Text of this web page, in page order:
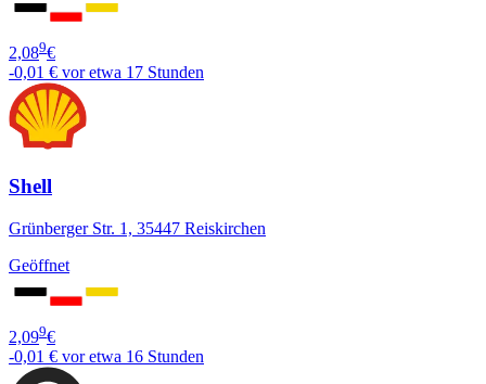
2,089€
-0,01 € vor etwa 17 Stunden
Shell
Grünberger Str. 1, 35447 Reiskirchen
Geöffnet
2,099€
-0,01 € vor etwa 16 Stunden